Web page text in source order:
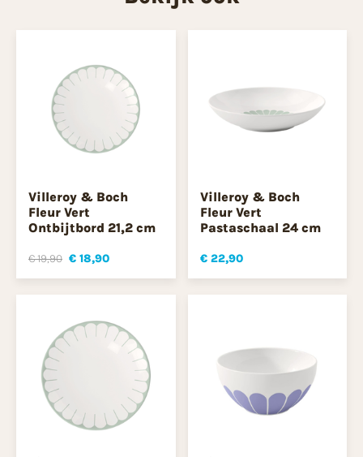
Villeroy & Boch
Fleur Vert
Ontbijtbord 21,2 cm
€ 19,90 € 18,90
Villeroy & Boch
Fleur Vert
Pastaschaal 24 cm
€ 22,90